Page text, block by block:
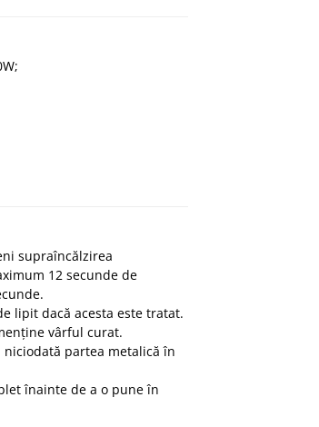
supraîncălzirea
12 secunde de
lipit dacă acesta este tratat.
vârful curat.
niciodată partea metalică în
înainte de a o pune în